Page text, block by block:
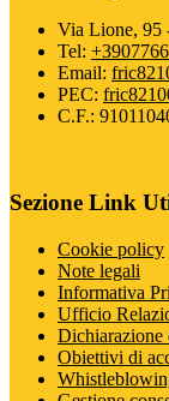
Via Lione, 95
Tel:
Email:
PEC:
C.F.:
Sezione Link
Cookie policy
Note legali
Informativa
Ufficio
Dichiarazione
Obiettivi di